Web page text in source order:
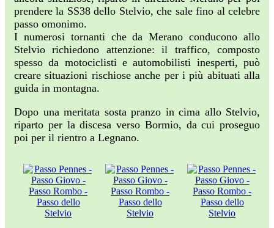
prendere la SS38 dello Stelvio, che sale fino al celebre
passo omonimo.
I numerosi tornanti che da Merano conducono allo
Stelvio richiedono attenzione: il traffico, composto
spesso da motociclisti e automobilisti inesperti, può
creare situazioni rischiose anche per i più abituati alla
guida in montagna.
Dopo una meritata sosta pranzo in cima allo Stelvio,
riparto per la discesa verso Bormio, da cui proseguo
poi per il rientro a Legnano.